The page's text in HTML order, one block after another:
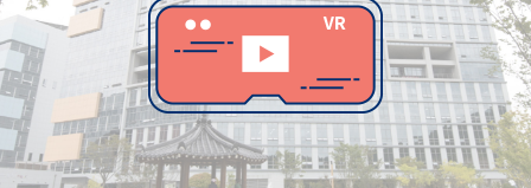
사진 아카이브 문서 기록물 행정박물 영상 기록물
50 주년 기념
성과 50선 숫자로 보는 50년 50 +1주년 광장
세계와 함께 한 KIHASA